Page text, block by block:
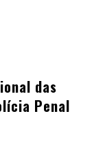
das
Penal